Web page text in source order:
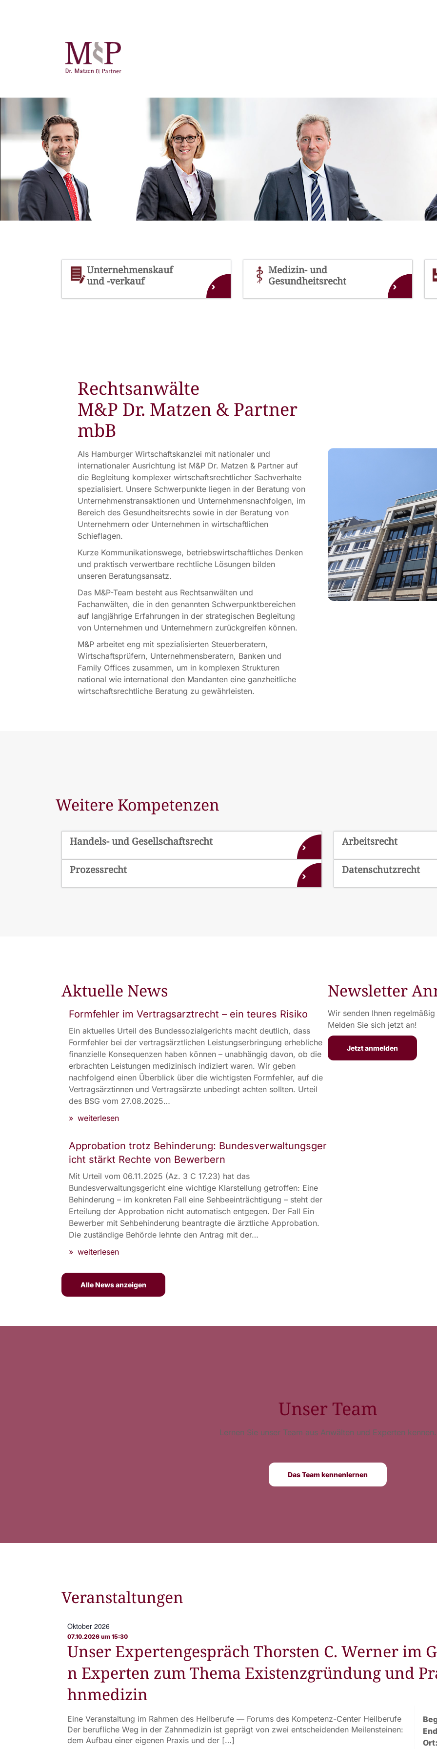
Unternehmenskauf
und -verkauf
›
Medizin- und
Gesundheitsrecht
›
Rechtsanwälte
M&P Dr. Matzen & Partner
mbB
Als Hamburger Wirtschaftskanzlei mit nationaler und
internationaler Ausrichtung ist M&P Dr. Matzen & Partner auf
die Begleitung komplexer wirtschaftsrechtlicher Sachverhalte
spezialisiert. Unsere Schwerpunkte liegen in der Beratung von
Unternehmenstransaktionen und Unternehmensnachfolgen, im
Bereich des Gesundheitsrechts sowie in der Beratung von
Unternehmern oder Unternehmen in wirtschaftlichen
Schieflagen.
Kurze Kommunikationswege, betriebswirtschaftliches Denken
und praktisch verwertbare rechtliche Lösungen bilden
unseren Beratungsansatz.
Das M&P-Team besteht aus Rechtsanwälten und
Fachanwälten, die in den genannten Schwerpunktbereichen
auf langjährige Erfahrungen in der strategischen Begleitung
von Unternehmen und Unternehmern zurückgreifen können.
M&P arbeitet eng mit spezialisierten Steuerberatern,
Wirtschaftsprüfern, Unternehmensberatern, Banken und
Family Offices zusammen, um in komplexen Strukturen
national wie international den Mandanten eine ganzheitliche
wirtschaftsrechtliche Beratung zu gewährleisten.
Weitere Kompetenzen
Handels- und Gesellschaftsrecht › Arbeitsrecht
Prozessrecht › Datenschutzrecht
Aktuelle News
Formfehler im Vertragsarztrecht – ein teures Risiko
Ein aktuelles Urteil des Bundessozialgerichts macht deutlich, dass
Formfehler bei der vertragsärztlichen Leistungserbringung erhebliche
finanzielle Konsequenzen haben können – unabhängig davon, ob die
erbrachten Leistungen medizinisch indiziert waren. Wir geben
nachfolgend einen Überblick über die wichtigsten Formfehler, auf die
Vertragsärztinnen und Vertragsärzte unbedingt achten sollten. Urteil
des BSG vom 27.08.2025…
Formfehler im Vertragsarztrecht – ein teures Risiko
weiterlesen
Approbation trotz Behinderung: Bundesverwaltungsger
icht stärkt Rechte von Bewerbern
Mit Urteil vom 06.11.2025 (Az. 3 C 17.23) hat das
Bundesverwaltungsgericht eine wichtige Klarstellung getroffen: Eine
Behinderung – im konkreten Fall eine Sehbeeinträchtigung – steht der
Erteilung der Approbation nicht automatisch entgegen. Der Fall Ein
Bewerber mit Sehbehinderung beantragte die ärztliche Approbation.
Die zuständige Behörde lehnte den Antrag mit der…
Approbation trotz Behinderung: Bundesverwaltungsgericht stärkt Rechte von Bewerbern
weiterlesen
Alle News anzeigen
Newsletter
Wir senden Ihnen
Melden Sie sich jetzt an!
Jetzt anmelden
Unser Team
Lernen Sie unser Team aus Anwälten und Experten kennen.
Das Team kennenlernen
Veranstaltungen
Oktober 2026
07.10.2026 um 15:30
Unser Expertengespräch Thorsten C. Werner im
n Experten zum Thema Existenzgründung und
hnmedizin
Eine Veranstaltung im Rahmen des Heilberufe — Forums des Kompetenz-Center Heilberufe
Der berufliche Weg in der Zahnmedizin ist geprägt von zwei entscheidenden Meilensteinen:
dem Aufbau einer eigenen Praxis und der […]